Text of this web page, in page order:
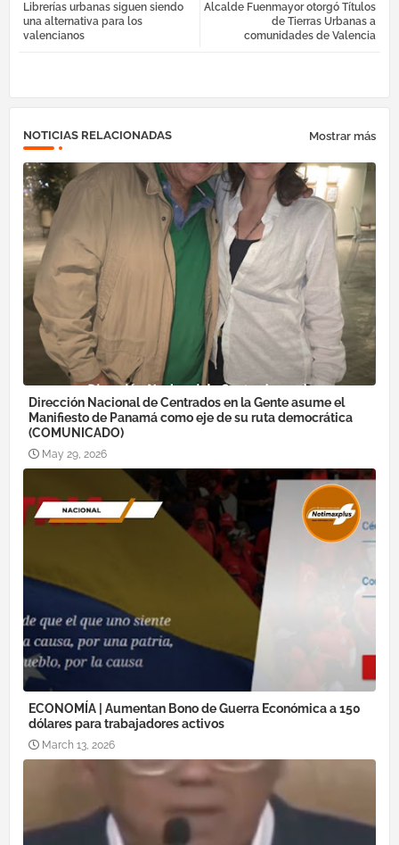
ebo tter egr atsa
Alcalde Fuenmayor otorgó Títulos
de Tierras Urbanas a
comunidades de Valencia
Librerías urbanas siguen siendo
una alternativa para los
valencianos
NOTICIAS RELACIONADAS Mostrar más
Dirección Nacional de Centrados en la Gente asume el
Manifiesto de Panamá como eje de su ruta democrática
(COMUNICADO)
May 29, 2026
ECONOMÍA | Aumentan Bono de Guerra Económica a 150
dólares para trabajadores activos
March 13, 2026